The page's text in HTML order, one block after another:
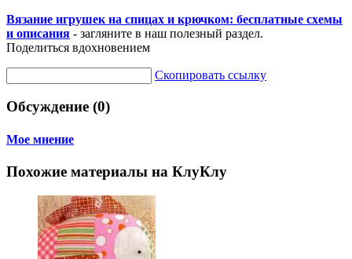
Вязание игрушек на спицах и крючком: бесплатные схемы
и описания - загляните в наш полезный раздел.
Поделиться вдохновением
Скопировать ссылку
Обсуждение (0)
Мое мнение
Похожие материалы на КлуКлу